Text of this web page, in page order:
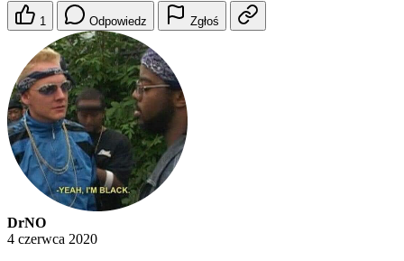
1 Odpowiedz Zgłoś
DrNO
4 czerwca 2020